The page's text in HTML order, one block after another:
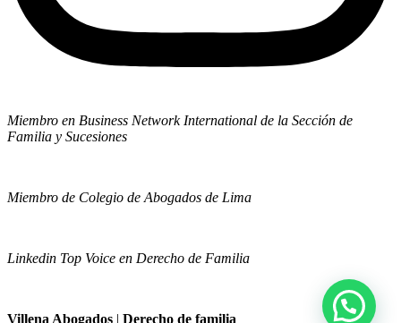
Miembro en Business Network International de la Sección de
Familia y Sucesiones
Miembro de Colegio de Abogados de Lima
Linkedin Top Voice en Derecho de Familia
Villena Abogados | Derecho de familia